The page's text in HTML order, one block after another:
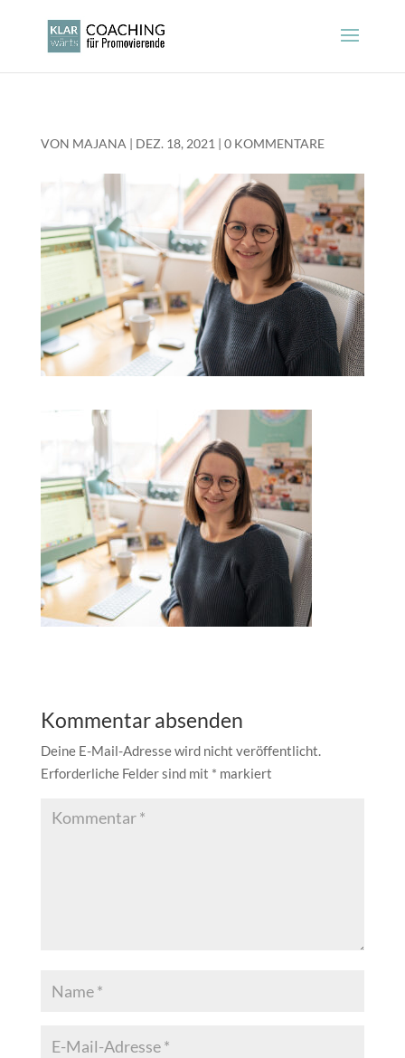
VON MAJANA | DEZ. 18, 2021 | 0 KOMMENTARE
Kommentar absenden
Deine E-Mail-Adresse wird nicht veröffentlicht.
Erforderliche Felder sind mit * markiert